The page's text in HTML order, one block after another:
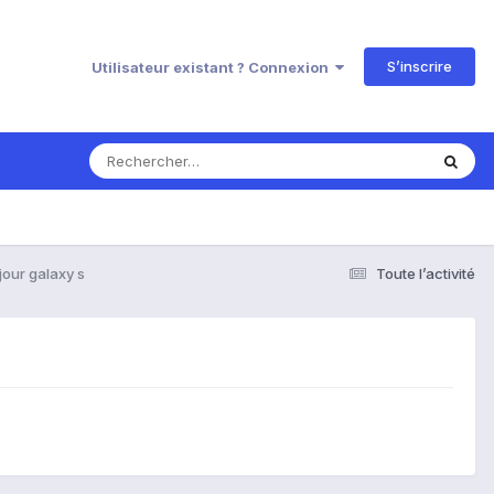
Utilisateur existant ? Connexion S’inscrire
Toute l’activité
galaxy s